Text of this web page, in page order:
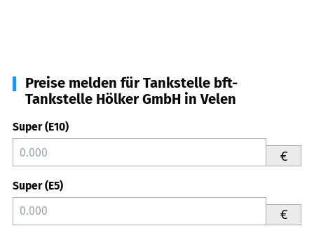
Preise melden für Tankstelle bft-
Tankstelle Hölker GmbH in Velen
Super (E10)
€
Super (E5)
€